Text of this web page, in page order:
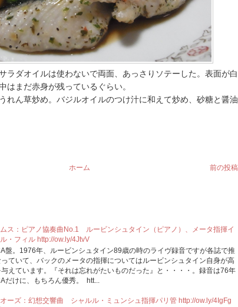
ラダオイルは使わないで両面、あっさりソテーした。表面が白
はまだ赤身が残っているぐらい。
れん草炒め。バジルオイルのつけ汁に和えて炒め、砂糖と醤油
前の投稿
ホーム
ス：ピアノ協奏曲No.1 ルービンシュタイン（ピアノ）、メータ指揮イ
・フィル http://ow.ly/4JtvV
盤。1976年、ルービンシュタイン89歳の時のライヴ録音ですが各誌で推
ていて、バックのメータの指揮についてはルービンシュタイン自身が高
えています。『それは忘れがたいものだった』と・・・・。録音は76年
だけに、もちろん優秀。 htt...
ーズ：幻想交響曲 シャルル・ミュンシュ指揮パリ管 http://ow.ly/4IgFg